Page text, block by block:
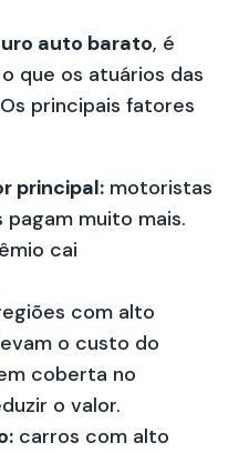
auto barato, é
que os atuários das
principais fatores
principal: motoristas
pagam muito mais.
cai
com alto
o custo do
coberta no
o valor.
carros com alto